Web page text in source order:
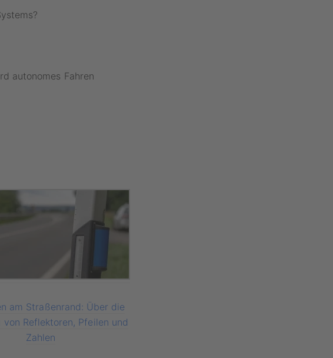
autonomes Fahren
am Straßenrand: Über die
von Reflektoren, Pfeilen und
Zahlen